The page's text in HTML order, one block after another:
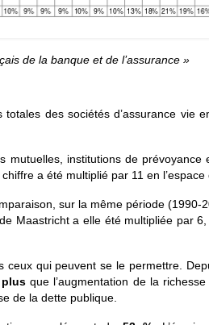
de la banque et de l’assurance »
des sociétés d’assurance vie
mutuelles, institutions de prévoyance
a été multiplié par 11 en
sur la même période (1990-
Maastricht a elle été multipliée par 6
ceux qui peuvent se le permettre.
que l’augmentation de la richesse
de la dette publique.